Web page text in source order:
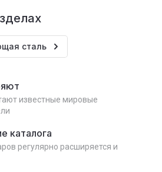
сталь
известные мировые
каталога
регулярно расширяется и